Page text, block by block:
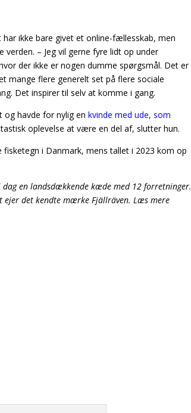
har ikke bare givet et online-fællesskab, men
verden. – Jeg vil gerne fyre lidt op under
der ikke er nogen dumme spørgsmål. Det er
mange flere generelt set på flere sociale
Det inspirer til selv at komme i gang.
og havde for nylig enkvinde med ude, som
oplevelse at være en del af, slutter hun.
i Danmark, mens tallet i 2023 kom op
en landsdækkende kæde med 12 forretninger.
ejer det kendte mærke Fjällräven. Læs mere